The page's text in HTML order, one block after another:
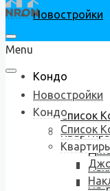
Новостройки
Кондо
Список
На-
Menu
Новостройки
Кондо
Список